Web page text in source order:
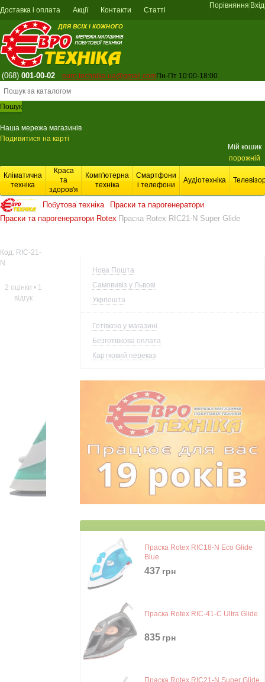
Доставка і оплата Акції Контакти Статті
Порівняння Вхід
(068) 001-00-02 euro.technika.ua@gmail.comПн-Пт 10:00-18:00
Пошук
Наша мережа магазинів
Подивитися на карті
Мій кошик
порожній
Кліматична
техніка
Краса
та
здоров'я
Комп'ютерна
техніка
Смартфони
і телефони
Аудіотехніка
Побутова техніка
Праски та парогенератори
Праски та парогенератори Rotex Праска Rotex RIC21-N Super Glide
Нова Пошта
Самовивіз у Львові
Укрпошта
Готівкою у магазині
Безготівкова оплата
Картковий переказ
Праска Rotex RIC18-N Eco Glide
Blue
437 грн
Праска Rotex RIC-41-C Ultra Glide
835 грн
Праска Rotex RIC21-N Super Glide
Код: RIC-21-
N
2 оцінки • 1
відгук